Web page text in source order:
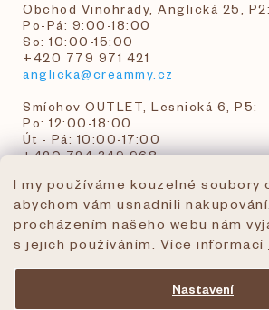
I my používáme kouzelné soubory
abychom vám usnadnili
procházením našeho webu nám
s jejich používáním. Více informací
Nastavení
Obchod Vinohrady, Anglická 25, P2:
Po-Pá: 9:00-18:00
So: 10:00-15:00
+420 779 971 421
anglicka@creammy.cz
Smíchov OUTLET, Lesnická 6, P5:
Po: 12:00-18:00
Út - Pá: 10:00-17:00
+420 724 349 968
objednavky@creammy.cz
tel:+420 724 349 968